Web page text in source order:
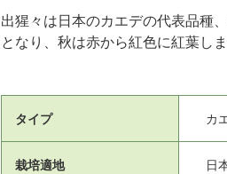
出猩々は日本のカエデの代表品種
となり、秋は赤から紅色に紅葉し
タイプ カ
栽培適地 日